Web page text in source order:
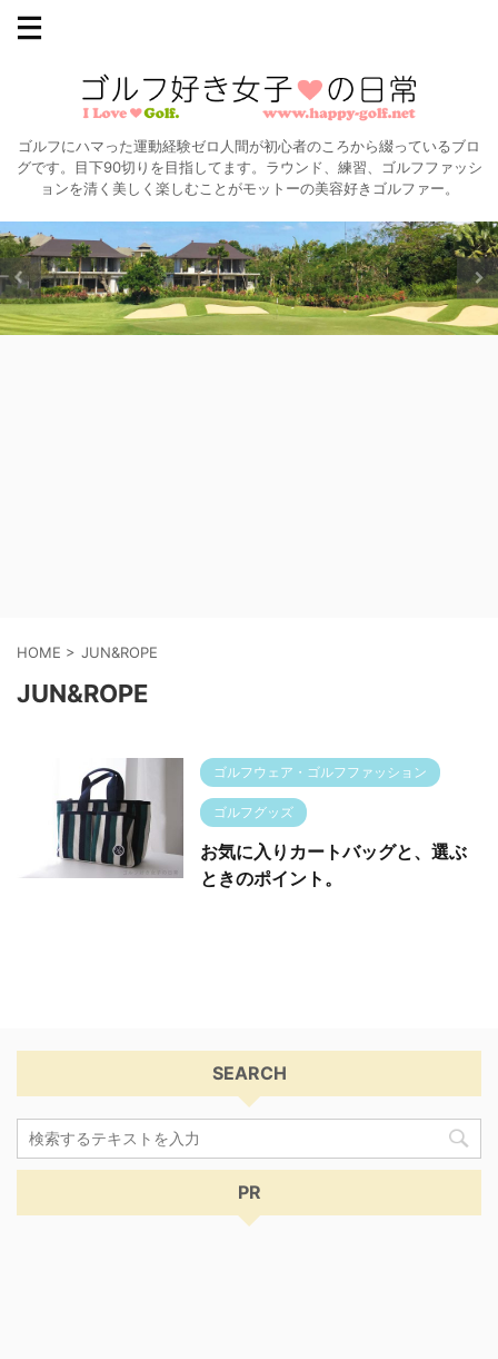
ゴルフにハマった運動経験ゼロ人間が初心者のころから綴っているブロ
グです。目下90切りを目指してます。ラウンド、練習、ゴルフファッシ
ョンを清く美しく楽しむことがモットーの美容好きゴルファー。
HOME > JUN&ROPE
JUN&ROPE
ゴルフウェア・ゴルフファッション
ゴルフグッズ
お気に入りカートバッグと、選ぶ
ときのポイント。
SEARCH
PR